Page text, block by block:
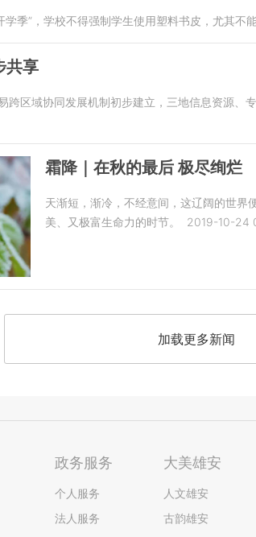
学季”，学校不得强制学生使用塑料书皮，尤其不
共享
区域协同发展机制初步建立，三地信息资源、
霜降｜在秋的最后 极尽绚烂
天渐短，渐冷，不经意间，这辽阔的世界
美、又极富生命力的时节。
2019-10-24
加载更多新闻
政务服务
个人服务
法人服务
大美雄安
人文雄安
古韵雄安